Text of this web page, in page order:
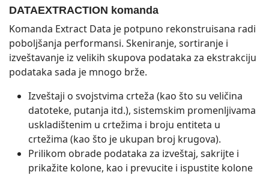
DATAEXTRACTION komanda
Komanda Extract Data je potpuno rekonstruisana radi
poboljšanja performansi. Skeniranje, sortiranje i
izveštavanje iz velikih skupova podataka za ekstrakciju
podataka sada je mnogo brže.
Izveštaji o svojstvima crteža (kao što su veličina
datoteke, putanja itd.), sistemskim promenljivama
uskladištenim u crtežima i broju entiteta u
crtežima (kao što je ukupan broj krugova).
Prilikom obrade podataka za izveštaj, sakrijte i
prikažite kolone, kao i prevucite i ispustite kolone